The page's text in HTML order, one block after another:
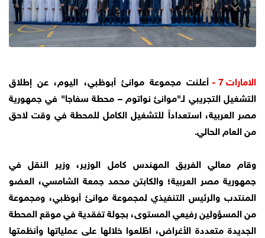
الامارات 7 -
أعلنت مجموعة موانئ أبوظبي، اليوم، عن إطلاق
التشغيل التجريبي لـ"موانئ نواتوم – محطة سفاجا" في جمهورية
مصر العربية، استعداداً للتشغيل الكامل للمحطة في وقت لاحق
من العام الحالي.
وقام معالي الفريق المهندس كامل الوزير، وزير النقل في
جمهورية مصر العربية؛ والكابتن محمد جمعة الشامسي، العضو
المنتدب والرئيس التنفيذي لمجموعة موانئ أبوظبي، ومجموعة
من المسؤولين رفيعي المستوى، بجولة تفقدية في موقع المحطة
الجديدة متعددة الأغراض، اطّلعوا خلالها على عملياتها وأنظمتها